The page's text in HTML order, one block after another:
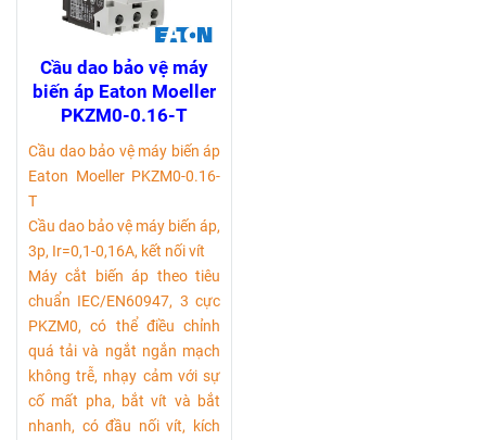
Cầu dao bảo vệ máy
biến áp Eaton Moeller
PKZM0-0.16-T
Cầu dao bảo vệ máy biến áp
Eaton Moeller PKZM0-0.16-
T
Cầu dao bảo vệ máy biến áp,
3p, Ir=0,1-0,16A, kết nối vít
Máy cắt biến áp theo tiêu
chuẩn IEC/EN60947, 3 cực
PKZM0, có thể điều chỉnh
quá tải và ngắt ngắn mạch
không trễ, nhạy cảm với sự
cố mất pha, bắt vít và bắt
nhanh, có đầu nối vít, kích